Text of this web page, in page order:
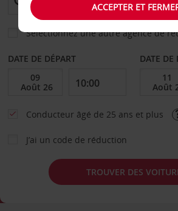
Sélectionnez une autre agence de
DATE DE DÉPART DATE DE
Conducteur âgé de 25 ans et plus
J’ai un code de réduction
TROUVER DES
ACCEPTER ET